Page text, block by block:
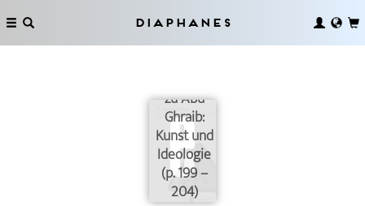
Diaphanes
zu Abu
Ghraib:
Kunst und
Ideologie
(p. 199 –
204)